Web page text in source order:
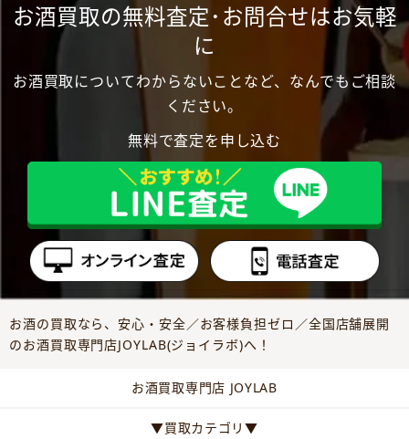
お酒買取の無料査定･お問合せはお気軽
に
お酒買取についてわからないことなど、なんでもご相談
ください。
無料で査定を申し込む
お酒の買取なら、安心・安全／お客様負担ゼロ／全国店舗展開
のお酒買取専門店JOYLAB(ジョイラボ)へ！
お酒買取専門店 JOYLAB
▼買取カテゴリ▼